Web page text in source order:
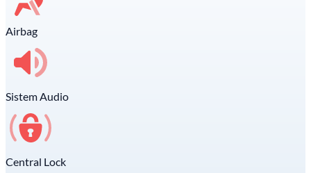
Airbag
Sistem Audio
Central Lock